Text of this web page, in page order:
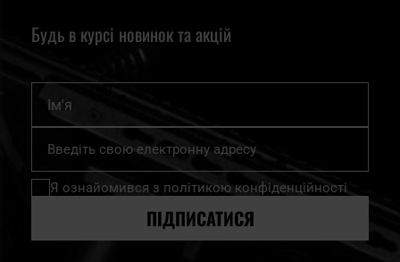
Будь в курсі новинок та акцій
Підпишіться
нашу
розсилку
Я ознайомився з політикою конфіденційності
ПІДПИСАТИСЯ